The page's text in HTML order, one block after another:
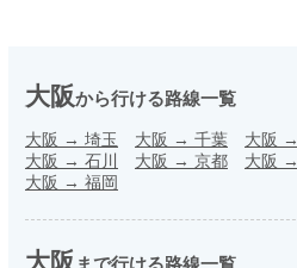
大阪から行ける路線一覧
大阪 → 埼玉 大阪 → 千葉 大阪 →
大阪 → 石川 大阪 → 京都 大阪 →
大阪 → 福岡
大阪 まで行ける路線一覧